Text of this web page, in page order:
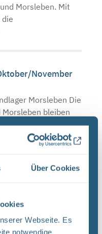
Über Cookies
Webseite. Es
notwendige
Morsleben. Mit
die
November
Morsleben Die
bleiben
2019 aufgrund
Auch
Morsleben
der Stasi-